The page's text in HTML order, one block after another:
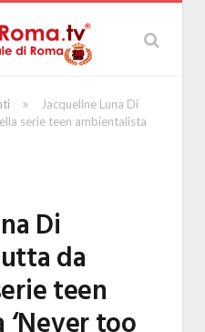
»
Jacqueline Luna Di
serie teen ambientalista
Di
da
teen